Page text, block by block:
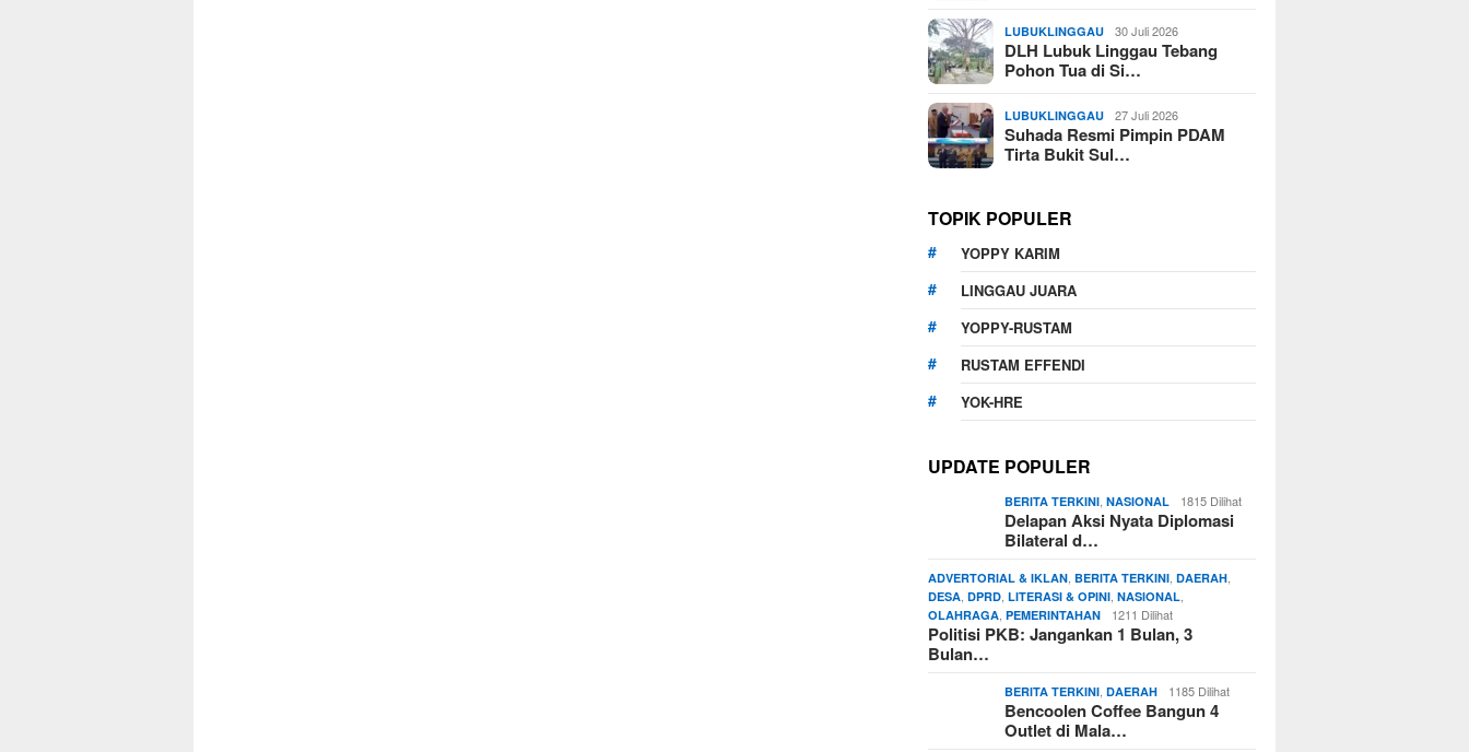
LUBUKLINGGAU 30 Juli 2026
DLH Lubuk Linggau Tebang
Pohon Tua di Si…
LUBUKLINGGAU 27 Juli 2026
Suhada Resmi Pimpin PDAM
Tirta Bukit Sul…
TOPIK POPULER
YOPPY KARIM
LINGGAU JUARA
YOPPY-RUSTAM
RUSTAM EFFENDI
YOK-HRE
UPDATE POPULER
BERITA TERKINI,NASIONAL 1815 Dilihat
Delapan Aksi Nyata Diplomasi
Bilateral d…
ADVERTORIAL & IKLAN,BERITA TERKINI,DAERAH,
DESA,DPRD,LITERASI & OPINI,NASIONAL,
OLAHRAGA,PEMERINTAHAN 1211 Dilihat
Politisi PKB: Jangankan 1 Bulan, 3
Bulan…
BERITA TERKINI,DAERAH 1185 Dilihat
Bencoolen Coffee Bangun 4
Outlet di Mala…